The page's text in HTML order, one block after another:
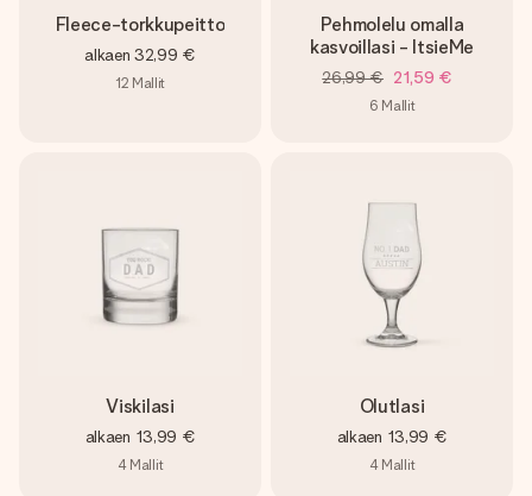
Fleece-torkkupeitto
alkaen 32,99 €
12 Mallit
Pehmolelu omalla
kasvoillasi - ItsieMe
26,99 € 21,59 €
6 Mallit
Viskilasi
alkaen 13,99 €
4 Mallit
Olutlasi
alkaen 13,99 €
4 Mallit